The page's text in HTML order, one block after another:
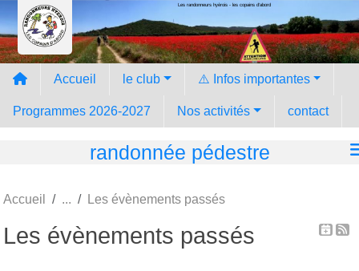
Les randonneurs hyèrois - les copains d'abord
Accueil le club ⚠️ Infos importantes
Programmes 2026-2027 Nos activités contact
randonnée pédestre
Accueil Les évènements passés
Les évènements passés
Panneau de gestion des cookies